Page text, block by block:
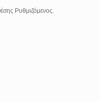
Ρυθμιζόμενος.